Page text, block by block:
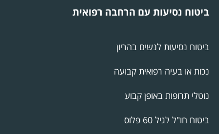
ביטוח נסיעות עם הרחבה רפואית
ביטוח נסיעות לנשים בהריון
נכות או בעיה רפואית קבועה
נוטלי תרופות באופן קבוע
ביטוח חו"ל לגיל 60 פלוס